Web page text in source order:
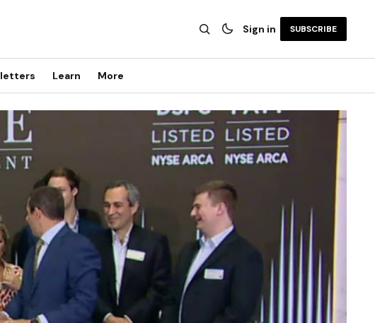
Sign in SUBSCRIBE
Learn More